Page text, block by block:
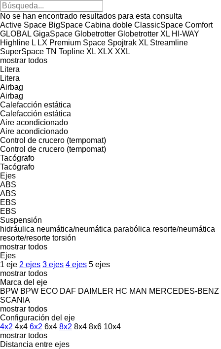
No se han encontrado resultados para esta consulta
Active Space BigSpace Cabina doble ClassicSpace Comfort
GLOBAL GigaSpace Globetrotter Globetrotter XL HI-WAY
Highline L LX Premium Space Spojtrak XL Streamline
SuperSpace TN Topline XL XLX XXL
mostrar todos
Litera
Litera
Airbag
Airbag
Calefacción estática
Calefacción estática
Aire acondicionado
Aire acondicionado
Control de crucero (tempomat)
Control de crucero (tempomat)
Tacógrafo
Tacógrafo
Ejes
ABS
ABS
EBS
EBS
Suspensión
hidráulica neumática/neumática parabólica resorte/neumática
resorte/resorte torsión
mostrar todos
Ejes
1 eje 2 ejes 3 ejes 4 ejes 5 ejes
mostrar todos
Marca del eje
BPW BPW ECO DAF DAIMLER HC MAN MERCEDES-BENZ
SCANIA
mostrar todos
Configuración del eje
4x2 4x4 6x2 6x4 8x2 8x4 8x6 10x4
mostrar todos
Distancia entre ejes